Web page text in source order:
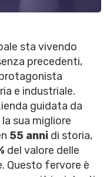
sta vivendo
precedenti,
e industriale.
guidata da
sua migliore
55 anni di storia,
del valore delle
Questo fervore è